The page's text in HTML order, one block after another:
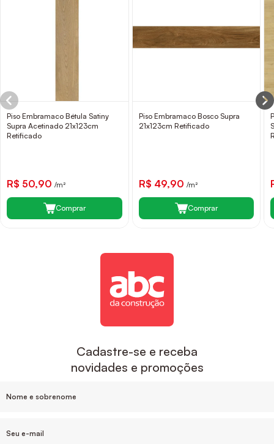
Piso Embramaco Bétula Satiny
Supra Acetinado 21x123cm
Retificado
R$ 50,90 /m²
Comprar
Piso Embramaco Bosco Supra
21x123cm Retificado
R$ 49,90 /m²
Comprar
Cadastre-se e receba
novidades e promoções